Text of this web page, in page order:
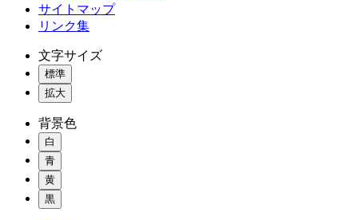
サイトマップ
リンク集
文字サイズ
標準
拡大
背景色
白
青
黄
黒